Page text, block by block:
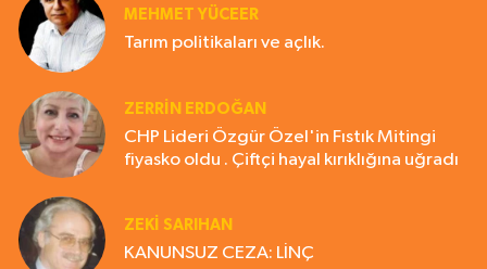
MEHMET YÜCEER
Tarım politikaları ve açlık.
ZERRIN ERDOĞAN
CHP Lideri Özgür Özel'in Fıstık Mitingi
fiyasko oldu . Çiftçi hayal kırıklığına uğradı
ZEKI SARIHAN
KANUNSUZ CEZA: LİNÇ